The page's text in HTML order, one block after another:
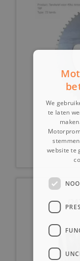
We
te laten
website te